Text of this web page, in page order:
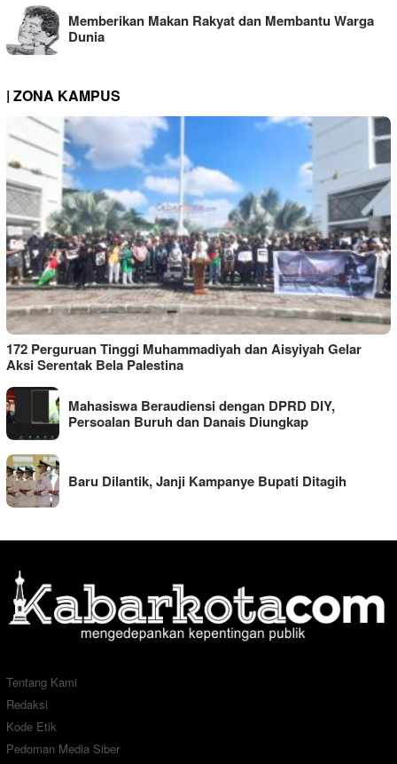
Memberikan Makan Rakyat dan Membantu Warga
Dunia
| ZONA KAMPUS
172 Perguruan Tinggi Muhammadiyah dan Aisyiyah Gelar
Aksi Serentak Bela Palestina
Mahasiswa Beraudiensi dengan DPRD DIY,
Persoalan Buruh dan Danais Diungkap
Baru Dilantik, Janji Kampanye Bupati Ditagih
Tentang Kami
Redaksi
Kode Etik
Pedoman Media Siber